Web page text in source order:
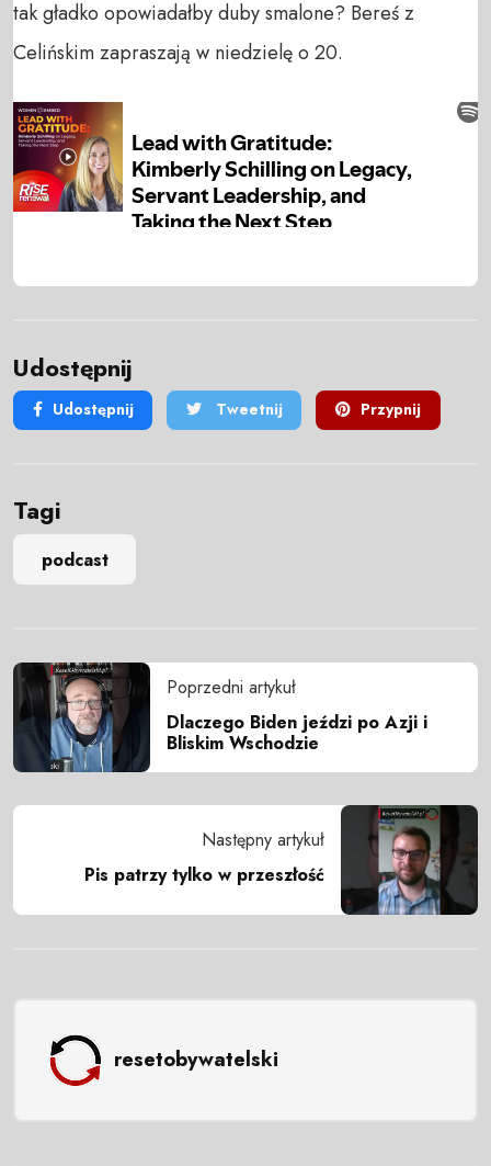
tak gładko opowiadałby duby smalone? Bereś z
Celińskim zapraszają w niedzielę o 20.
Udostępnij
Udostępnij Tweetnij Przypnij
Tagi
podcast
Poprzedni artykuł
Dlaczego Biden jeździ po Azji i
Bliskim Wschodzie
Następny artykuł
Pis patrzy tylko w przeszłość
resetobywatelski